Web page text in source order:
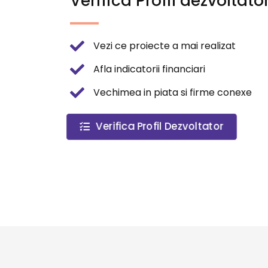
Vezi ce proiecte a mai realizat
Afla indicatorii financiari
Vechimea in piata si firme conexe
Verifica Profil Dezvoltator